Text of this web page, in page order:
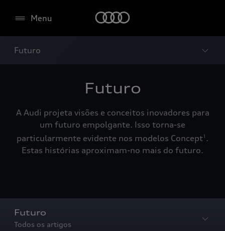
Menu
Futuro
Futuro
A Audi projeta visões e conceitos inovadores para
um futuro empolgante. Isso torna-se
particularmente evidente nos modelos Concept1 .
Estas histórias aproximam-no mais do futuro.
Futuro
Todos os artigos